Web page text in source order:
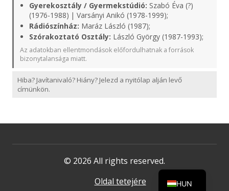
Gyerekosztály / Gyermekstúdió: Szabó Éva (?)
(1976-1988) | Varsányi Anikó (1978-1999);
Rádiószínház: Maráz László (1987);
Szórakoztató Osztály: László György (1987-1993);
Az adatokban ellentmondások előfordulhatnak a források
bizonytalansága miatt.
Hiba? Javítanivaló? Hiány? Jelezd a nyitólap alján levő
címünkön.
© 2026 All rights reserved.
Oldal tetejére
HUN